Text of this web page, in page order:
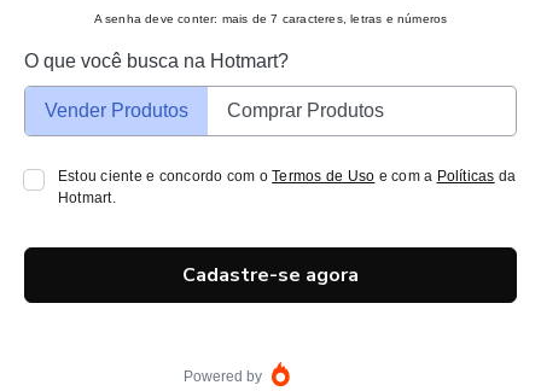
A senha deve conter: mais de 7 caracteres, letras e números
O que você busca na Hotmart?
Vender Produtos Comprar Produtos
Estou ciente e concordo com oTermos de Uso e com a Políticas da
Hotmart.
Cadastre-se agora
Powered by